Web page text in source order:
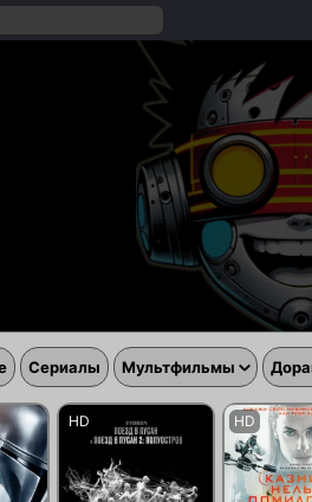
Сериалы Мультфильмы